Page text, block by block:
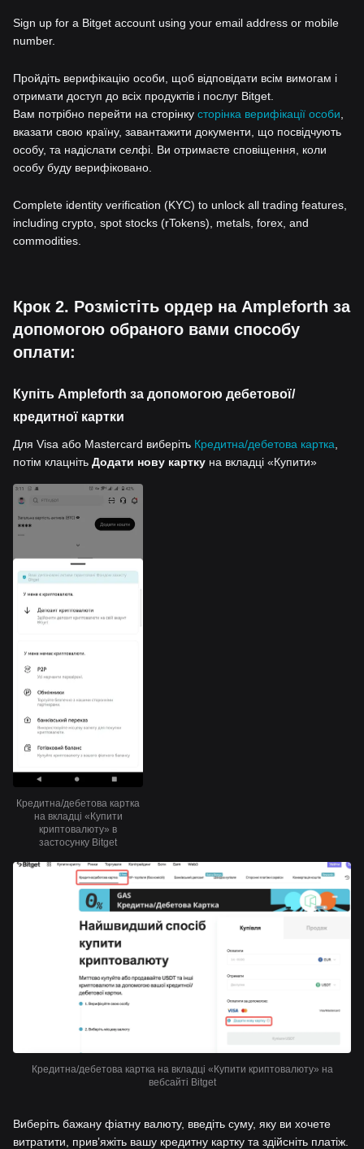
Sign up for a Bitget account using your email address or mobile
number.
Пройдіть верифікацію особи, щоб відповідати всім вимогам і
отримати доступ до всіх продуктів і послуг Bitget.
Вам потрібно перейти на сторінку сторінка верифікації особи
вказати свою країну, завантажити документи, що посвідчують
особу, та надіслати селфі. Ви отримаєте сповіщення, коли
особу буду верифіковано.
Complete identity verification (KYC) to unlock all trading features,
including crypto, spot stocks (rTokens), metals, forex, and
commodities.
Крок 2. Розмістіть ордер на Ampleforth за
допомогою обраного вами способу
оплати:
Купіть Ampleforth за допомогою дебетової/
кредитної картки
Для Visa або Mastercard виберіть Кредитна/дебетова картка
потім клацніть Додати нову картку на вкладці «Купити»
Кредитна/дебетова картка
на вкладці «Купити
криптовалюту» в
застосунку Bitget
Кредитна/дебетова картка на вкладці «Купити криптовалюту» на
вебсайті Bitget
Виберіть бажану фіатну валюту, введіть суму, яку ви хочете
витратити, привʼяжіть вашу кредитну картку та здійсніть платіж.